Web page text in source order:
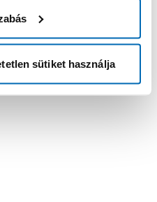
sütiket használja